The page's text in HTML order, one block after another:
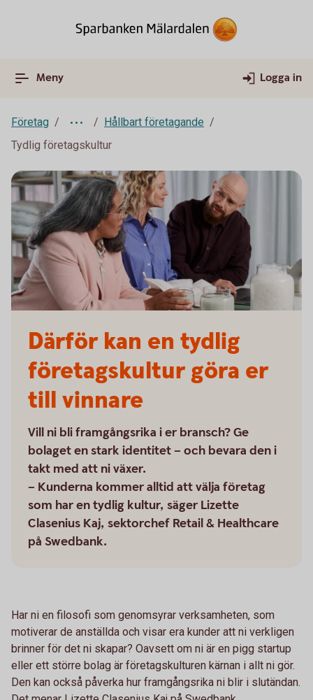
Meny Logga in
Företag
Hållbart företagande
Tydlig företagskultur
Därför kan en tydlig
företagskultur göra er
till vinnare
Vill ni bli framgångsrika i er bransch? Ge
bolaget en stark identitet – och bevara den i
takt med att ni växer.
– Kunderna kommer alltid att välja företag
som har en tydlig kultur, säger Lizette
Clasenius Kaj, sektorchef Retail & Healthcare
på Swedbank.
Har ni en filosofi som genomsyrar verksamheten, som
motiverar de anställda och visar era kunder att ni verkligen
brinner för det ni skapar? Oavsett om ni är en pigg startup
eller ett större bolag är företagskulturen kärnan i allt ni gör.
Den kan också påverka hur framgångsrika ni blir i slutändan.